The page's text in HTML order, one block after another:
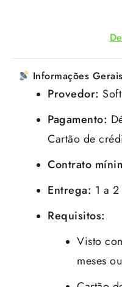
Informações Gerais
Provedor:
Pagamento:
Cartão de
Contrato
Entrega: 1 a
Requisitos:
Visto
meses